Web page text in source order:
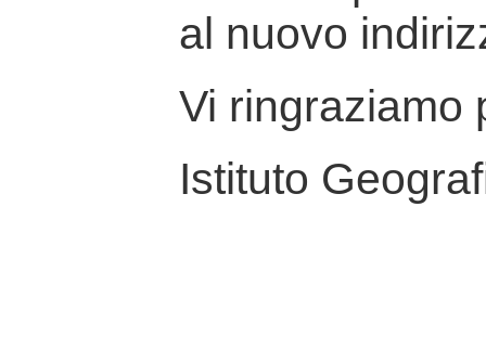
al nuovo
Vi ringraziamo
Istituto